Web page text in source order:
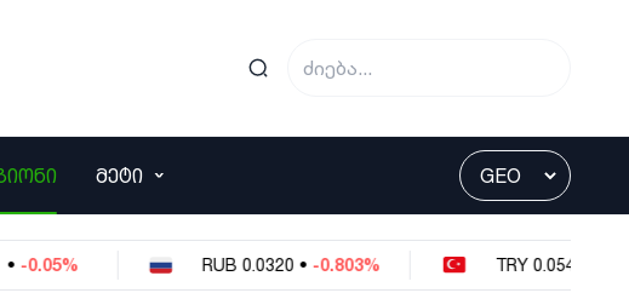
ᲛᲔᲢᲘ
RUB 0.0320 • -0.803% TRY 0.0549 • -